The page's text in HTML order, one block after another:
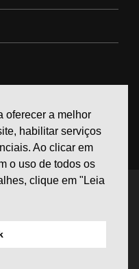
oferecer a melhor
habilitar serviços
Ao clicar em
o uso de todos os
clique em "Leia